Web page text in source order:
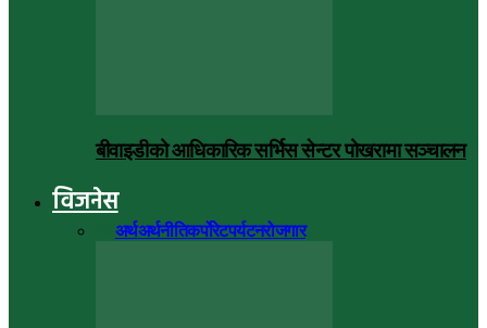
बीवाइडीको आधिकारिक सर्भिस सेन्टर पोखरामा सञ्चालन
विजनेस
अर्थअर्थनीतिकर्पोरेटपर्यटनरोजगार